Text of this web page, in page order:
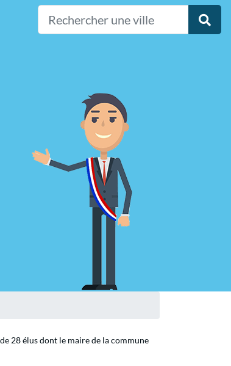
28 élus dont le maire de la commune